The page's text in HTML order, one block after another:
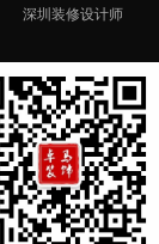
深圳装修设计师